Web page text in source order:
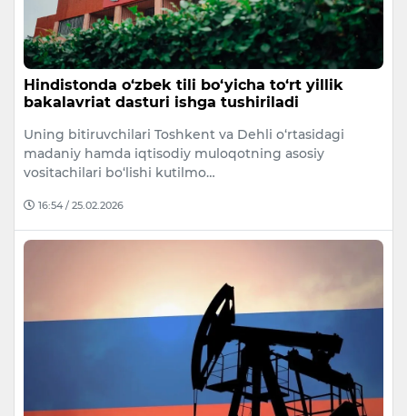
Hindistonda o‘zbek tili bo‘yicha to‘rt yillik
bakalavriat dasturi ishga tushiriladi
Uning bitiruvchilari Toshkent va Dehli o‘rtasidagi
madaniy hamda iqtisodiy muloqotning asosiy
vositachilari bo‘lishi kutilmo…
16:54 / 25.02.2026